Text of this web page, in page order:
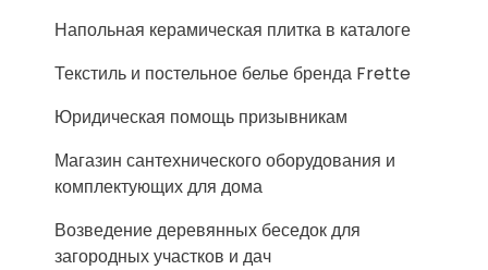
Напольная керамическая плитка в каталоге
Текстиль и постельное белье бренда Frette
Юридическая помощь призывникам
Магазин сантехнического оборудования и
комплектующих для дома
Возведение деревянных беседок для
загородных участков и дач